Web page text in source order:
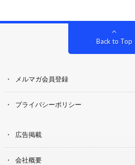
Back to Top
メルマガ会員登録
プライバシーポリシー
広告掲載
会社概要